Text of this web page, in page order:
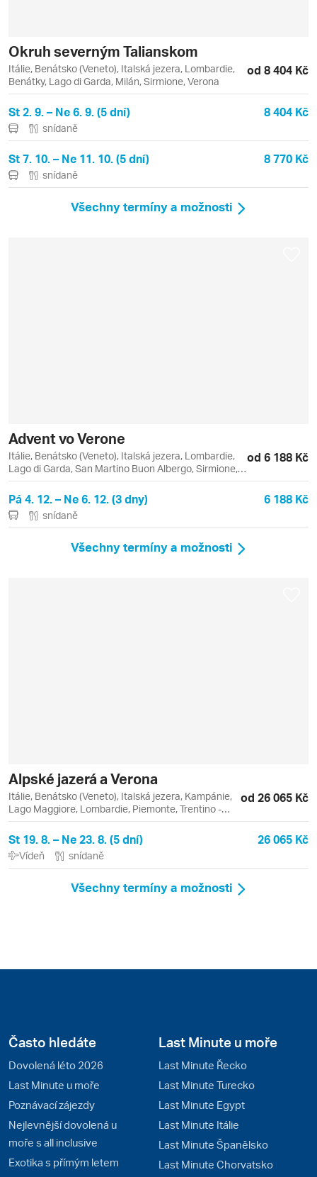
Okruh severným Talianskom
Itálie, Benátsko (Veneto), Italská jezera, Lombardie,
Benátky, Lago di Garda, Milán, Sirmione, Verona
od 8 404 Kč
St 2. 9. – Ne 6. 9. (5 dní) 8 404 Kč
snídaně
St 7. 10. – Ne 11. 10. (5 dní) 8 770 Kč
snídaně
Všechny termíny a možnosti
Advent vo Verone
Itálie, Benátsko (Veneto), Italská jezera, Lombardie,
Lago di Garda, San Martino Buon Albergo, Sirmione,
Verona
od 6 188 Kč
Pá 4. 12. – Ne 6. 12. (3 dny) 6 188 Kč
snídaně
Všechny termíny a možnosti
Alpské jazerá a Verona
Itálie, Benátsko (Veneto), Italská jezera, Kampánie,
Lago Maggiore, Lombardie, Piemonte, Trentino -
Alto Adige, Bergamo, Como, Lago, Lago d'Iseo, Lago
di Como, Lago di Garda, Riva del Garda, Sirmione,
Stresa, Verona
od 26 065 Kč
St 19. 8. – Ne 23. 8. (5 dní) 26 065 Kč
Vídeň snídaně
Všechny termíny a možnosti
Často hledáte
Dovolená léto 2026
Last Minute u moře
Poznávací zájezdy
Nejlevnější dovolená u
moře s all inclusive
Exotika s přímým letem
Last Minute u moře
Last Minute Řecko
Last Minute Turecko
Last Minute Egypt
Last Minute Itálie
Last Minute Španělsko
Last Minute Chorvatsko